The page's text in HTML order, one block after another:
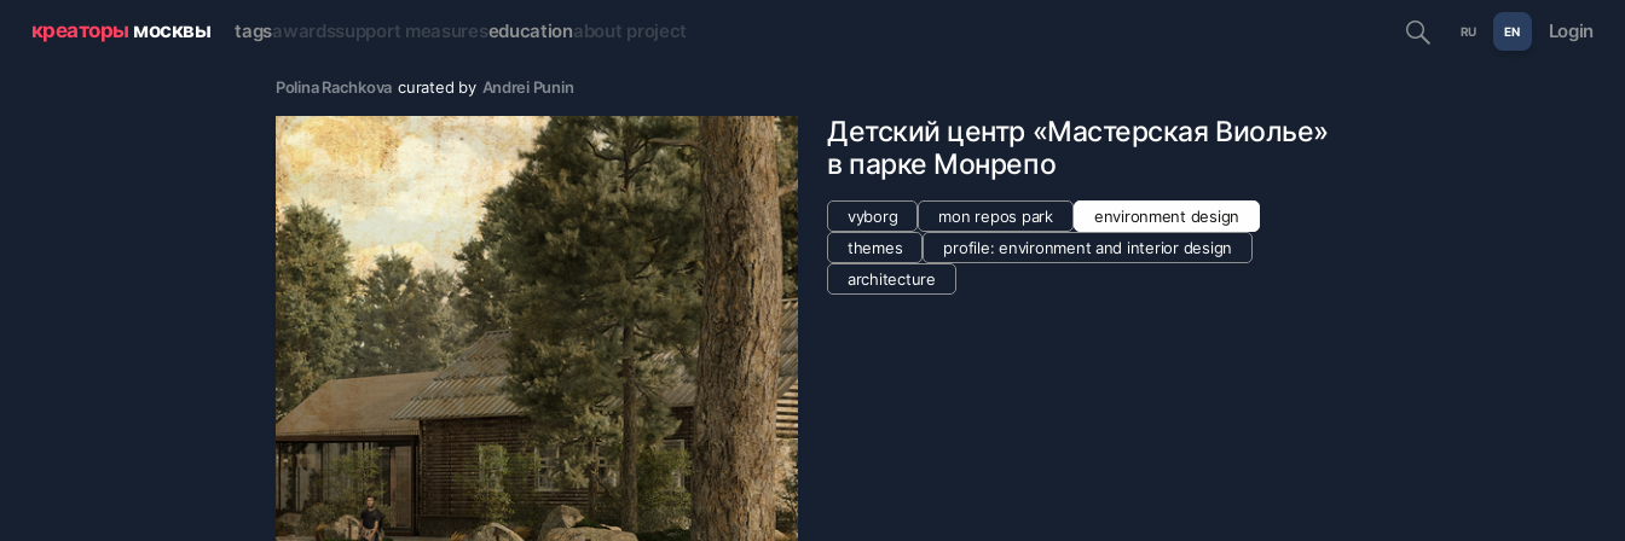
креаторы москвы tagsawardssupport measureseducationabout project RU EN Login
Polina Rachkova curated by Andrei Punin
Детский центр «Мастерская Виолье»
в парке Монрепо
vyborg mon repos park
environment design
themes
profile: environment and interior design
architecture